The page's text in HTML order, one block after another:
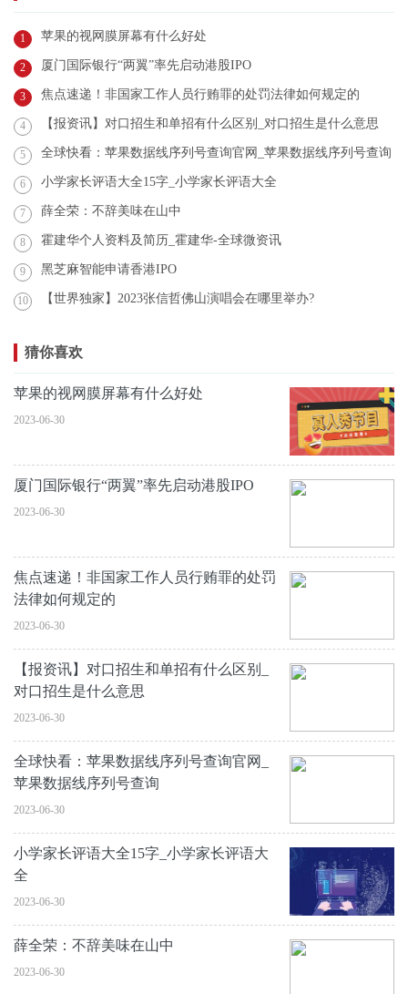
1 苹果的视网膜屏幕有什么好处
2 厦门国际银行“两翼”率先启动港股IPO
3 焦点速递！非国家工作人员行贿罪的处罚法律如何规定的
4 【报资讯】对口招生和单招有什么区别_对口招生是什么意思
5 全球快看：苹果数据线序列号查询官网_苹果数据线序列号查询
6 小学家长评语大全15字_小学家长评语大全
7 薛全荣：不辞美味在山中
8 霍建华个人资料及简历_霍建华-全球微资讯
9 黑芝麻智能申请香港IPO
10 【世界独家】2023张信哲佛山演唱会在哪里举办?
猜你喜欢
苹果的视网膜屏幕有什么好处
2023-06-30
厦门国际银行“两翼”率先启动港股IPO
2023-06-30
焦点速递！非国家工作人员行贿罪的处罚
法律如何规定的
2023-06-30
【报资讯】对口招生和单招有什么区别_
对口招生是什么意思
2023-06-30
全球快看：苹果数据线序列号查询官网_
苹果数据线序列号查询
2023-06-30
小学家长评语大全15字_小学家长评语大
全
2023-06-30
薛全荣：不辞美味在山中
2023-06-30